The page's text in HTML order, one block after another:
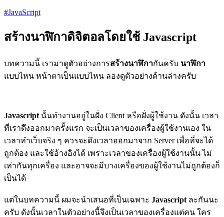
#JavaScript
สร้างนาฬิกาดิจิตอลโดยใช้ Javascript
บทความนี้ เรามาดูตัวอย่างการสร้างนาฬิกากันครับ นาฬิกา
แบบไหน หน้าตาเป็นแบบไหน ลองดูตัวอย่างด้านล่างครับ
Javascript นั้นทำงานอยู่ในฝั่ง Client หรือฝั่งผู้ใช้งาน ดังนั้น เวลา
ที่เราดึงออกมาครั้งแรก จะเป็นเวลาของเครื่องผู้ใช้งานเอง ใน
เวลาทำเว็บจริง ๆ ควรจะดึงเวลาออกมาจาก Server เพื่อที่จะได้
ถูกต้อง และใช้อ้างอิงได้ เพราะเวลาของเครื่องผู้ใช้งานนั้น ไม่
เท่ากันทุกเครื่อง และอาจจะมีบางเครื่องของผู้ใช้งานไม่ถูกต้องก็
เป็นได้
แต่ในบทความนี้ ผมจะนำเสนอที่เป็นเฉพาะ Javascript ละกันนะ
ครับ ดังนั้นเวลาในตัวอย่างนี้จึงเป็นเวลาของเครื่องแต่คน ใคร